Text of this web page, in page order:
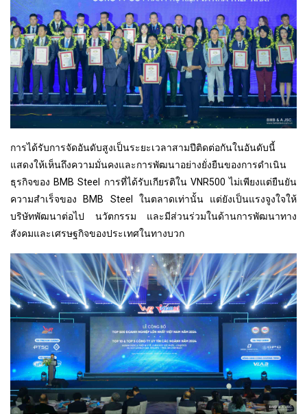
การได้รับการจัดอันดับสูงเป็นระยะเวลาสามปีติดต่อกันในอันดับนี้
แสดงให้เห็นถึงความมั่นคงและการพัฒนาอย่างยั่งยืนของการดำเนิน
ธุรกิจของ BMB Steel การที่ได้รับเกียรติใน VNR500 ไม่เพียงแต่ยืนยัน
ความสำเร็จของ BMB Steel ในตลาดเท่านั้น แต่ยังเป็นแรงจูงใจให้
บริษัทพัฒนาต่อไป นวัตกรรม และมีส่วนร่วมในด้านการพัฒนาทาง
สังคมและเศรษฐกิจของประเทศในทางบวก